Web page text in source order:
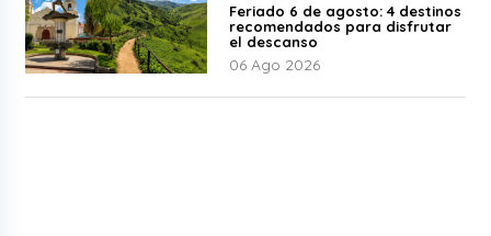
Feriado 6 de agosto: 4 destinos
recomendados para disfrutar
el descanso
06 Ago 2026